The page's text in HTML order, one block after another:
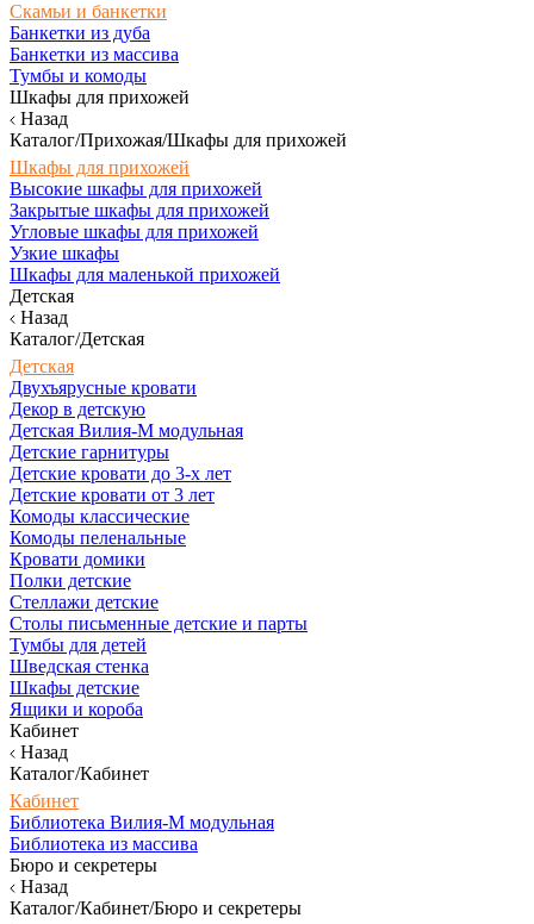
Скамьи и банкетки
Банкетки из дуба
Банкетки из массива
Тумбы и комоды
Шкафы для прихожей
Назад
Каталог/Прихожая/Шкафы для прихожей
Шкафы для прихожей
Высокие шкафы для прихожей
Закрытые шкафы для прихожей
Угловые шкафы для прихожей
Узкие шкафы
Шкафы для маленькой прихожей
Детская
Назад
Каталог/Детская
Детская
Двухъярусные кровати
Декор в детскую
Детская Вилия-М модульная
Детские гарнитуры
Детские кровати до 3-х лет
Детские кровати от 3 лет
Комоды классические
Комоды пеленальные
Кровати домики
Полки детские
Стеллажи детские
Столы письменные детские и парты
Тумбы для детей
Шведская стенка
Шкафы детские
Ящики и короба
Кабинет
Назад
Каталог/Кабинет
Кабинет
Библиотека Вилия-М модульная
Библиотека из массива
Бюро и секретеры
Назад
Каталог/Кабинет/Бюро и секретеры